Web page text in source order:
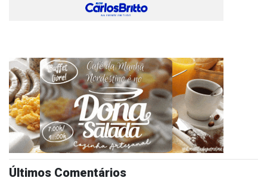
Últimos Comentários